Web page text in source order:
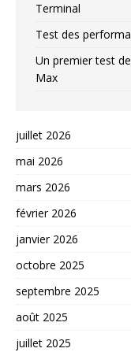
Terminal
Test des
Un premier test
Max
juillet 2026
mai 2026
mars 2026
février 2026
janvier 2026
octobre 2025
septembre 2025
août 2025
juillet 2025